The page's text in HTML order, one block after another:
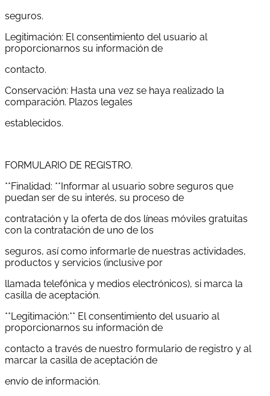
seguros.
Legitimación: El consentimiento del usuario al
proporcionarnos su información de
contacto.
Conservación: Hasta una vez se haya realizado la
comparación. Plazos legales
establecidos.
FORMULARIO DE REGISTRO.
**Finalidad: **Informar al usuario sobre seguros que
puedan ser de su interés, su proceso de
contratación y la oferta de dos líneas móviles gratuitas
con la contratación de uno de los
seguros, así como informarle de nuestras actividades,
productos y servicios (inclusive por
llamada telefónica y medios electrónicos), si marca la
casilla de aceptación.
**Legitimación:** El consentimiento del usuario al
proporcionarnos su información de
contacto a través de nuestro formulario de registro y al
marcar la casilla de aceptación de
envío de información.